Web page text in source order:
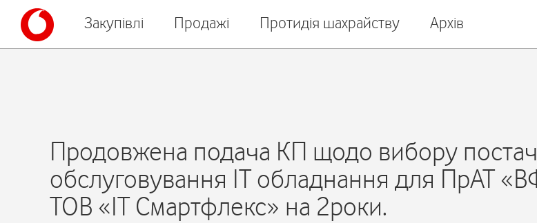
Закупівлі Продажі Протидія шахрайству Архів
Продовжена подача КП щодо вибору
обслуговування ІТ обладнання для ПрАТ
ТОВ «ІТ Смартфлекс» на 2роки.